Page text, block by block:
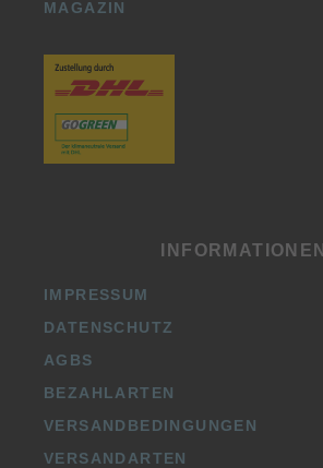
MAGAZIN
INFORMATIONEN
IMPRESSUM
DATENSCHUTZ
AGBS
BEZAHLARTEN
VERSANDBEDINGUNGEN
VERSANDARTEN